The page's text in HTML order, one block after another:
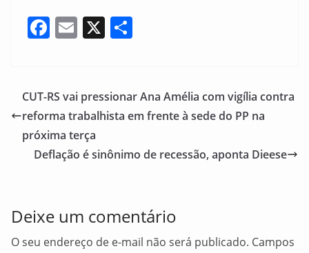
F
e
b
o
o
E
l
X
e
CUT-RS vai pressionar Ana Amélia com vigília contra
reforma trabalhista em frente à sede do PP na
próxima terça
Deflação é sinônimo de recessão, aponta Dieese
Deixe um comentário
O seu endereço de e-mail não será publicado. Campos